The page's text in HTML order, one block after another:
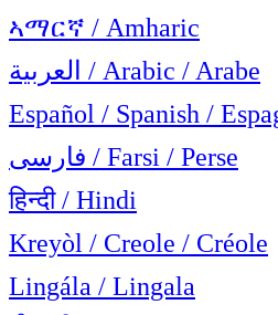
ኣማርኛ / Amharic
العربية / Arabic / Arabe
Español / Spanish /
فارسی / Farsi / Perse
हिन्दी / Hindi
Kreyòl / Creole / Créole
Lingála / Lingala